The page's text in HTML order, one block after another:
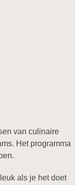
van culinaire
Het programma
als je het doet